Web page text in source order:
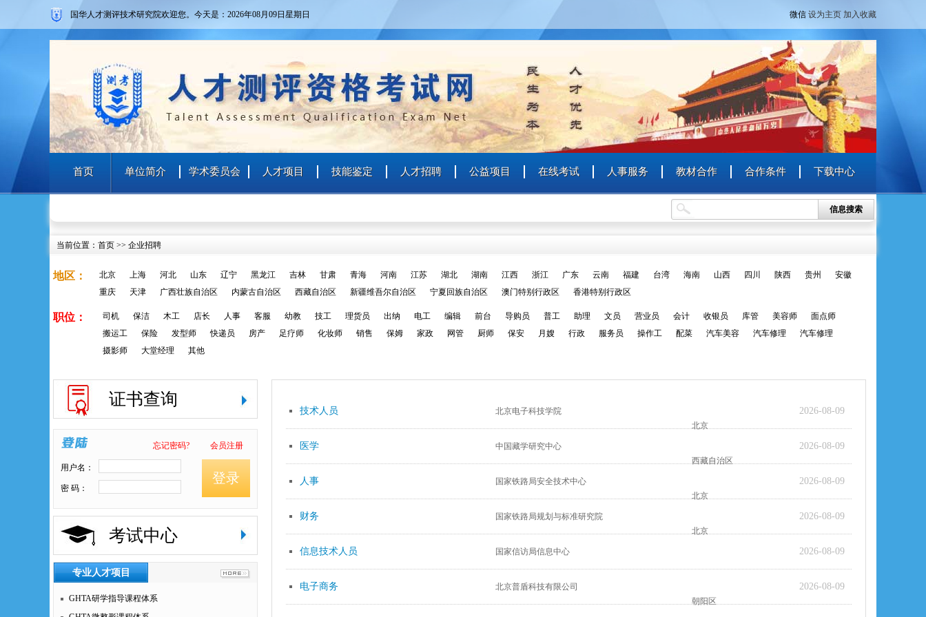
登录 注册
个人 企业 艺术人才 特殊群众
确认密码
国华人才测评技术研究院欢迎您。 今天是：2026年08月09日 星期日 微信 设为主页 加入收藏
首页 单位简介 学术委员会 人才项目 技能鉴定 人才招聘 公益项目 在线考试 人事服务 教材合作 合作条件 下载中心
信息搜索
当前位置： 首页 >> 企业招聘
地区： 北京 上海 河北 山东 辽宁 黑龙江 吉林 甘肃 青海 河南 江苏 湖北 湖南 江西 浙江 广东 云南 福建 台湾 海南 山西 四川 陕西 贵州
安徽
重庆
天津 广西壮族自治区 内蒙古自治区 西藏自治区 新疆维吾尔自治区 宁夏回族自治区 澳门特别行政区 香港特别行政区
职位： 司机 保洁 木工 店长 人事 客服 幼教 技工 理货员 出纳 电工 编辑 前台 导购员 普工 助理 文员 营业员 会计 收银员 库管 美容师
面点师
搬运工
保险 发型师 快递员 房产 足疗师 化妆师 销售 保姆 家政 网管 厨师 保安 月嫂 行政 服务员 操作工 配菜 汽车美容 汽车修理
汽车修理
摄影师
大堂经理 其他
证书查询
忘记密码? 会员注册
登录
用户名：
密 码：
考试中心
专业人才项目
GHTA研学指导课程体系
2026-08-09
技术人员
北京电子科技学院
北京
2026-08-09
医学
中国藏学研究中心
西藏自治区
2026-08-09
人事
国家铁路局安全技术中心
北京
2026-08-09
财务
国家铁路局规划与标准研究院
北京
2026-08-09
信息技术人员 国家信访局信息中心
2026-08-09
电子商务
北京普盾科技有限公司
朝阳区